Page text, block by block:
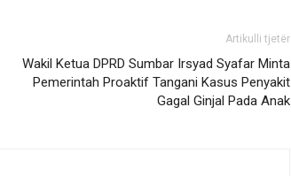
Artikulli tjetër
Wakil Ketua DPRD Sumbar Irsyad Syafar Minta
Pemerintah Proaktif Tangani Kasus Penyakit
Gagal Ginjal Pada Anak